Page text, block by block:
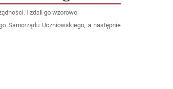
I zdali go wzorowo.
Samorządu Uczniowskiego, a następnie